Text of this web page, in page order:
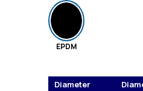
EPDM
Diameter